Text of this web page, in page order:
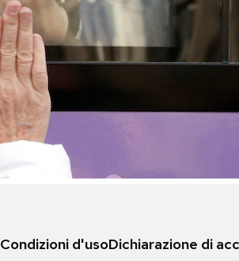
Condizioni d'usoDichiarazione di